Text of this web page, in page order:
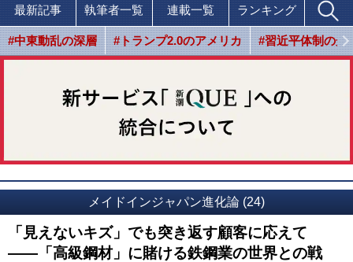
最新記事 執筆者一覧 連載一覧 ランキング
#中東動乱の深層 #トランプ2.0のアメリカ #習近平体制の光
メイドインジャパン進化論 (24)
「見えないキズ」でも突き返す顧客に応えて
――「高級鋼材」に賭ける鉄鋼業の世界との戦